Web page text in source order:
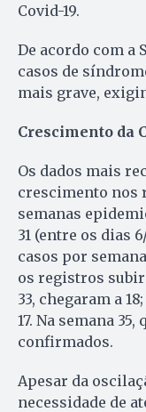
Covid-19.
De acordo com a
casos de
mais grave,
Crescimento da
Os dados mais
crescimento nos
semanas
31 (entre os dias
casos por
os registros
33, chegaram a
17. Na semana
confirmados.
Apesar da
necessidade de